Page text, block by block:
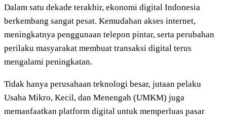
Dalam satu dekade terakhir, ekonomi digital Indonesia
berkembang sangat pesat. Kemudahan akses internet,
meningkatnya penggunaan telepon pintar, serta perubahan
perilaku masyarakat membuat transaksi digital terus
mengalami peningkatan.
Tidak hanya perusahaan teknologi besar, jutaan pelaku
Usaha Mikro, Kecil, dan Menengah (UMKM) juga
memanfaatkan platform digital untuk memperluas pasar